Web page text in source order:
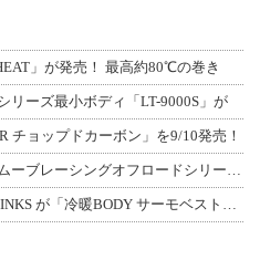
」が発売！ 最高約80℃の巻き
リーズ最小ボディ「LT-9000S」が
チョップドカーボン」を9/10発売！
クシタニのモトクロス用ウェア「ムーブレーシングオフロードシリーズ」3アイテムが登
UVカット・遮光性能をアップ！ LINKS が「冷暖BODY サーモベスト」改良